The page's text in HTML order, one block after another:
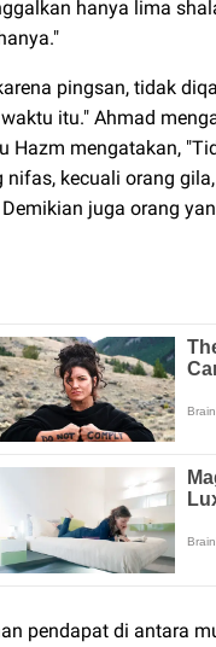
hanya lima
pingsan, tidak
itu." Ahmad
mengatakan,
kecuali orang
juga orang
pendapat di antara